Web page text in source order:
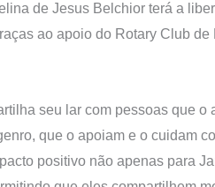
de Jesus Belchior terá a
ao apoio do Rotary Club de
seu lar com pessoas que o
que o apoiam e o cuidam
positivo não apenas para